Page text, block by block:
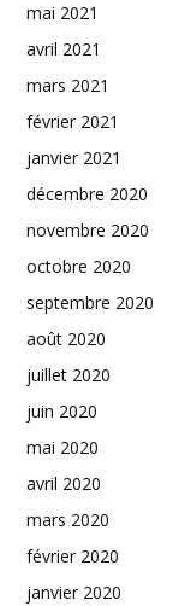
mai 2021
avril 2021
mars 2021
février 2021
janvier 2021
décembre 2020
novembre 2020
octobre 2020
septembre 2020
août 2020
juillet 2020
juin 2020
mai 2020
avril 2020
mars 2020
février 2020
janvier 2020